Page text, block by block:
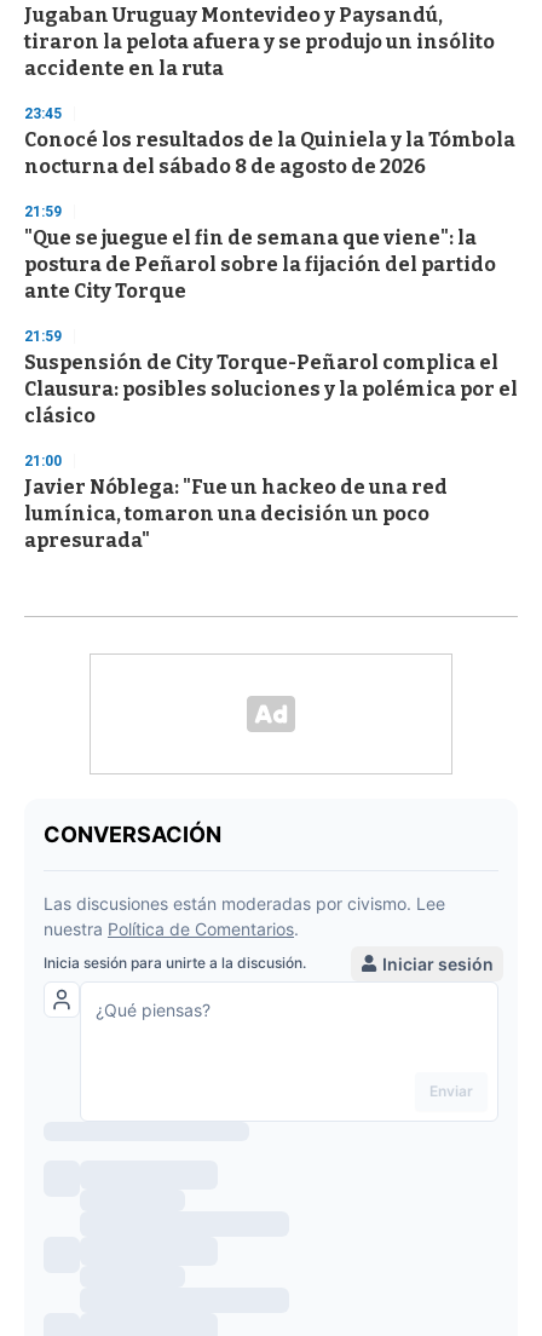
Jugaban Uruguay Montevideo y Paysandú,
tiraron la pelota afuera y se produjo un insólito
accidente en la ruta
23:45
Conocé los resultados de la Quiniela y la Tómbola
nocturna del sábado 8 de agosto de 2026
21:59
"Que se juegue el fin de semana que viene": la
postura de Peñarol sobre la fijación del partido
ante City Torque
21:59
Suspensión de City Torque-Peñarol complica el
Clausura: posibles soluciones y la polémica por el
clásico
21:00
Javier Nóblega: "Fue un hackeo de una red
lumínica, tomaron una decisión un poco
apresurada"